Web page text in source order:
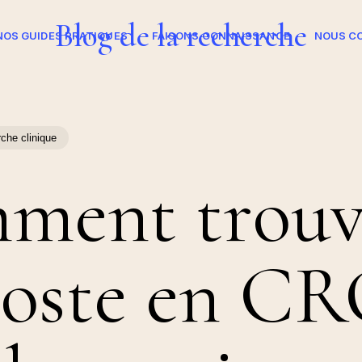
Blog de la recherche
GUIDES PRATIQUES FAISONS CONNAISSANCE NOUS
clinique
en